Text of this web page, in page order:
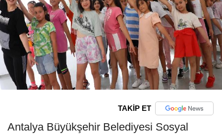
TAKİP ET
Antalya Büyükşehir Belediyesi Sosyal